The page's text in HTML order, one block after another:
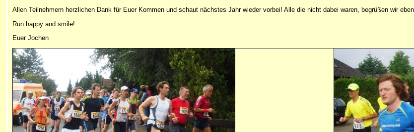
Allen Teilnehmern herzlichen Dank für Euer Kommen und schaut nächstes Jahr wieder vorbei! Alle die nicht dabei waren, begrüßen wir
Run happy and smile!
Euer Jochen